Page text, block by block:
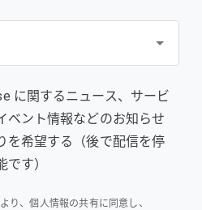
に関するニュース、サービ
ベント情報などのお知らせ
を希望する（後で配信を停
す）
り、個人情報の共有に同意し、